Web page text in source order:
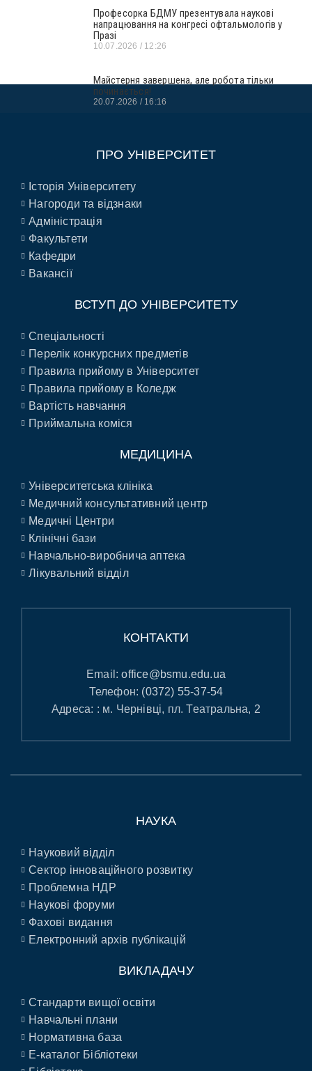
Професорка БДМУ презентувала наукові
напрацювання на конгресі офтальмологів у
Празі
10.07.2026 12:26
Майстерня завершена, але робота тільки
починається!
20.07.2026 16:16
ПРО УНІВЕРСИТЕТ
Історія Університету
Нагороди та відзнаки
Адміністрація
Факультети
Кафедри
Вакансії
ВСТУП ДО УНІВЕРСИТЕТУ
Спеціальності
Перелік конкурсних предметів
Правила прийому в Університет
Правила прийому в Коледж
Вартість навчання
Приймальна коміся
МЕДИЦИНА
Університетська клініка
Медичний консультативний центр
Медичні Центри
Клінічні бази
Навчально-виробнича аптека
Лікувальний відділ
КОНТАКТИ
Email:office@bsmu.edu.ua
Телефон: (0372) 55-37-54
Адреса: : м. Чернівці, пл. Театральна, 2
НАУКА
Науковий відділ
Сектор інноваційного розвитку
Проблемна НДР
Наукові форуми
Фахові видання
Електронний архів публікацій
ВИКЛАДАЧУ
Стандарти вищої освіти
Навчальні плани
Нормативна база
E-каталог Бібліотеки